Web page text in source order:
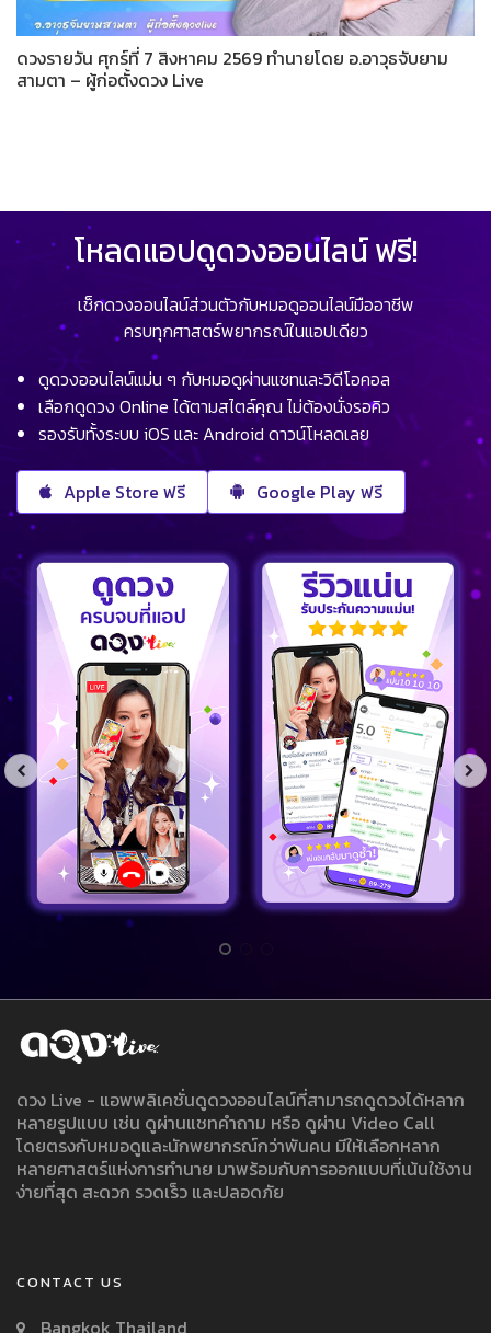
ดวงรายวัน ศุกร์ที่ 7 สิงหาคม 2569 ทำนายโดย อ.อาวุธจับยาม
สามตา – ผู้ก่อตั้งดวง Live
โหลดแอปดูดวงออนไลน์ ฟรี!
เช็กดวงออนไลน์ส่วนตัวกับหมอดูออนไลน์มืออาชีพ
ครบทุกศาสตร์พยากรณ์ในแอปเดียว
ดูดวงออนไลน์แม่น ๆ กับหมอดูผ่านแชทและวิดีโอคอล
เลือกดูดวง Online ได้ตามสไตล์คุณ ไม่ต้องนั่งรอคิว
รองรับทั้งระบบ iOS และ Android ดาวน์โหลดเลย
Apple Store ฟรี Google Play ฟรี
ดวง Live - แอพพลิเคชั่นดูดวงออนไลน์ที่สามารถดูดวงได้หลาก
หลายรูปแบบ เช่น ดูผ่านแชทคำถาม หรือ ดูผ่าน Video Call
โดยตรงกับหมอดูและนักพยากรณ์กว่าพันคน มีให้เลือกหลาก
หลายศาสตร์แห่งการทำนาย มาพร้อมกับการออกแบบที่เน้นใช้งาน
ง่ายที่สุด สะดวก รวดเร็ว และปลอดภัย
CONTACT US